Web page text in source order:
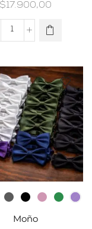
$17.900,00
Moño